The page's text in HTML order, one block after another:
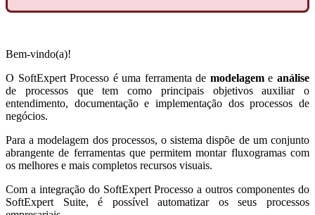
Bem-vindo(a)!
O SoftExpert Processo é uma ferramenta de modelageme análise
de processos que tem como principais objetivos auxiliar o
entendimento, documentação e implementação dos processos de
negócios.
Para a modelagem dos processos, o sistema dispõe de um conjunto
abrangente de ferramentas que permitem montar fluxogramas com
os melhores e mais completos recursos visuais.
Com a integração do SoftExpert Processo a outros componentes do
SoftExpert Suite, é possível automatizar os seus processos